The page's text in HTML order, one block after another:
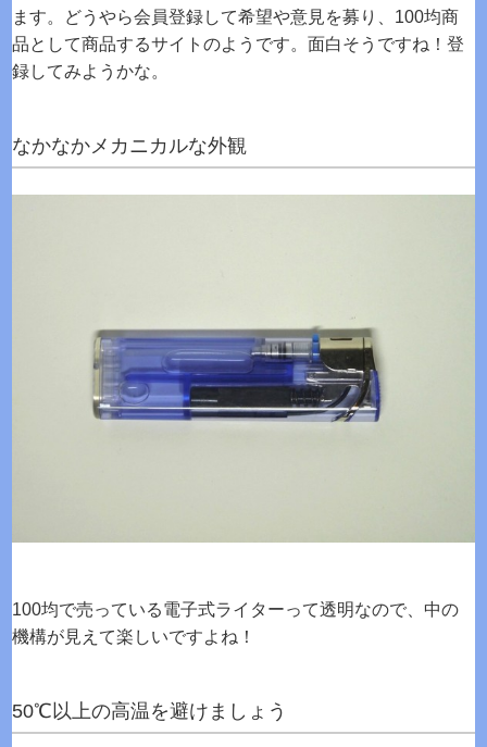
ます。どうやら会員登録して希望や意見を募り、100均商
品として商品するサイトのようです。面白そうですね！登
録してみようかな。
なかなかメカニカルな外観
100均で売っている電子式ライターって透明なので、中の
機構が見えて楽しいですよね！
50℃以上の高温を避けましょう